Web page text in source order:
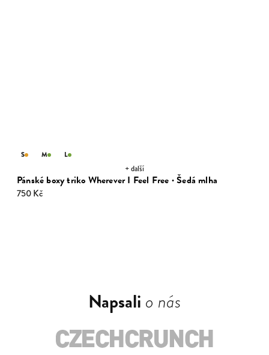
Pánské boxy triko Wherever I Feel Free · Šedá mlha
750 Kč
S M L
+ další
Napsali o nás